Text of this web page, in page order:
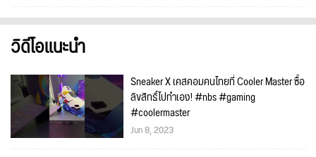
วิดีโอแนะนำ
Sneaker X เคสคอมคนไทยที่ Cooler Master ซื้อ
ลิขสิทธิ์ไปทำเอง! #nbs #gaming
#coolermaster
Jun 8, 2023